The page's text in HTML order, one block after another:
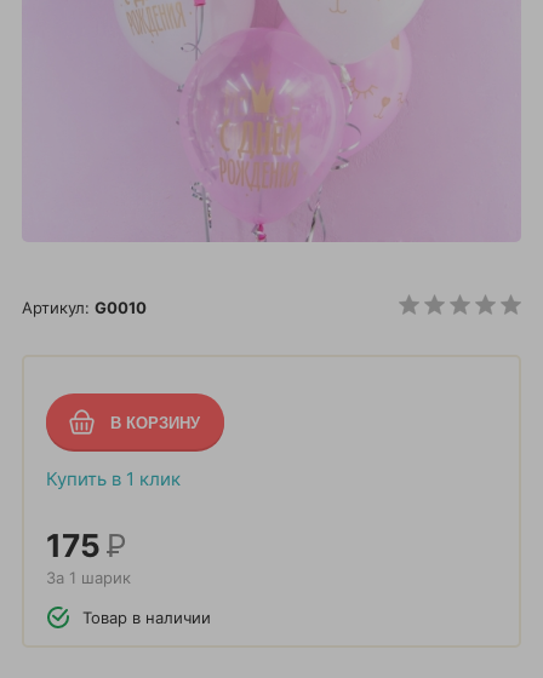
Артикул: G0010
Купить в 1 клик
175Р
За 1 шарик
Товар в наличии